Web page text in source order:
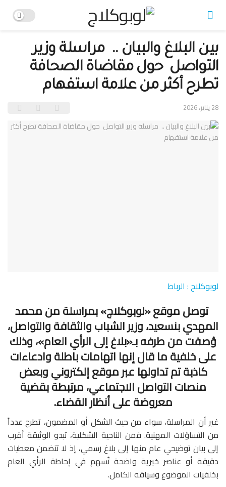
بين البلاغ والبيان .. مراسلة وزير
التواصل حول مقاضاة الصحافة
تطرح أكثر من علامة استفهام
28 يناير، 2026
لوبوكلاج : الرباط
توصل موقع «لوبوكلاج» بمراسلة من محمد
المهدي بنسعيد، وزير الشباب والثقافة والتواصل،
وُصفت من طرفه بـ«بلاغ إلى الرأي العام»، وذلك
على خلفية ما قال إنها اتهامات باطلة وادعاءات
كاذبة تم تداولها عبر موقع إلكتروني وبعض
منصات التواصل الاجتماعي، مرتبطة بقضية
معروضة على أنظار القضاء.
غير أن المراسلة، سواء من حيث الشكل أو المضمون، تطرح عدداً
من التساؤلات المهنية. فمن الناحية الشكلية، تبدو الوثيقة أقرب
إلى بيان توضيحي عام منها إلى بلاغ رسمي، إذ لا تتضمن معطيات
دقيقة أو عناصر خبرية واضحة تُسهم في إحاطة الرأي العام
بخلفيات الموضوع وسياقه الكامل.